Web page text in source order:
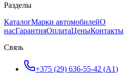
Разделы
КаталогМарки автомобилейО
насГарантияОплатаЦеныКонтакты
Связь
+375 (29) 636-55-42 (A1)